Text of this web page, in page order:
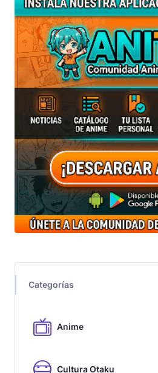
Categorías
Anime
Cultura Otaku